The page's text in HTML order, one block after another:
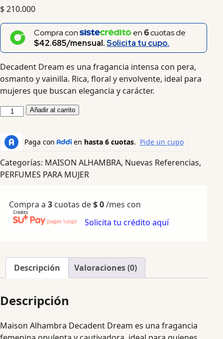
$210.000
Compra con en 6cuotas de
$42.685/mensual.Solicita tu cupo.
Decadent Dream es una fragancia intensa con pera,
osmanto y vainilla. Rica, floral y envolvente, ideal para
mujeres que buscan elegancia y carácter.
Añadir al carrito
Categorías: MAISON ALHAMBRA, Nuevas Referencias,
PERFUMES PARA MUJER
Compra a 3 cuotas de$0/mes con
Solicita tu crédito aquí
Descripción Valoraciones (0)
Descripción
Maison Alhambra Decadent Dream es una fragancia